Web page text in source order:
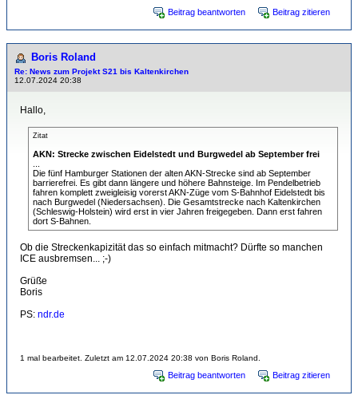
Beitrag beantworten Beitrag zitieren
Boris Roland
Re: News zum Projekt S21 bis Kaltenkirchen
12.07.2024 20:38
Hallo,
Zitat
AKN: Strecke zwischen Eidelstedt und Burgwedel ab September frei
Die fünf Hamburger Stationen der alten AKN-Strecke sind ab September
barrierefrei. Es gibt dann längere und höhere Bahnsteige. Im Pendelbetrieb
fahren komplett zweigleisig vorerst AKN-Züge vom S-Bahnhof Eidelstedt bis
nach Burgwedel (Niedersachsen). Die Gesamtstrecke nach Kaltenkirchen
(Schleswig-Holstein) wird erst in vier Jahren freigegeben. Dann erst fahren
dort S-Bahnen.
Ob die Streckenkapizität das so einfach mitmacht? Dürfte so manchen
ICE ausbremsen... ;-)
Grüße
Boris
PS: ndr.de
1 mal bearbeitet. Zuletzt am 12.07.2024 20:38 von Boris Roland.
Beitrag beantworten Beitrag zitieren